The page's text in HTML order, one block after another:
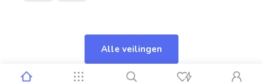
Alle veilingen